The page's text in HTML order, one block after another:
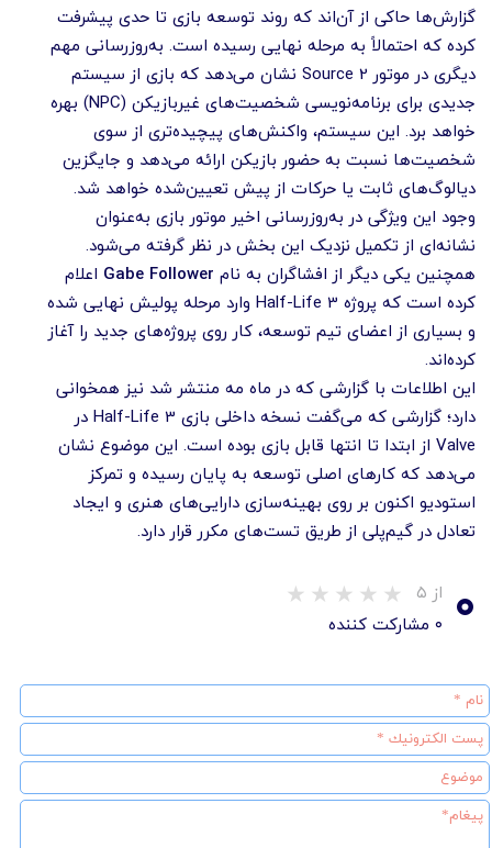
گزارش‌ها حاکی از آن‌اند که روند توسعه بازی تا حدی پیشرفت
کرده که احتمالاً به مرحله نهایی رسیده است. به‌روزرسانی مهم
دیگری در موتور Source 2 نشان می‌دهد که بازی از سیستم
جدیدی برای برنامه‌نویسی شخصیت‌های غیربازیکن (NPC) بهره
خواهد برد. این سیستم، واکنش‌های پیچیده‌تری از سوی
شخصیت‌ها نسبت به حضور بازیکن ارائه می‌دهد و جایگزین
دیالوگ‌های ثابت یا حرکات از پیش تعیین‌شده خواهد شد.
وجود این ویژگی در به‌روزرسانی اخیر موتور بازی به‌عنوان
نشانه‌ای از تکمیل نزدیک این بخش در نظر گرفته می‌شود.
همچنین یکی دیگر از افشاگران به نام Gabe Follower اعلام
کرده است که پروژه Half-Life 3 وارد مرحله پولیش نهایی شده
و بسیاری از اعضای تیم توسعه، کار روی پروژه‌های جدید را آغاز
کرده‌اند.
این اطلاعات با گزارشی که در ماه مه منتشر شد نیز همخوانی
دارد؛ گزارشی که می‌گفت نسخه داخلی بازی Half-Life 3 در
Valve از ابتدا تا انتها قابل بازی بوده است. این موضوع نشان
می‌دهد که کارهای اصلی توسعه به پایان رسیده و تمرکز
استودیو اکنون بر روی بهینه‌سازی دارایی‌های هنری و ایجاد
تعادل در گیم‌پلی از طریق تست‌های مکرر قرار دارد.
۰ از ۵
۰ مشارکت کننده